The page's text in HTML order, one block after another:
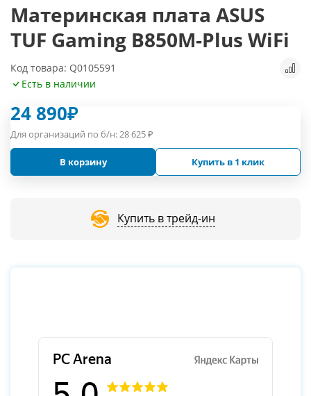
Материнская плата ASUS
TUF Gaming B850M-Plus WiFi
Код товара: Q0105591
Есть в наличии
24 890₽
Для организаций по б/н:28 625₽
В корзину Купить в 1 клик
Купить в трейд-ин